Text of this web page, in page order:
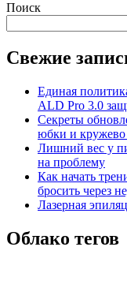
Поиск
Свежие
Единая
ALD Pro 3.0
Секреты
юбки и кружево
Лишний вес у
на проблему
Как начать
бросить через
Лазерная
Облако тегов